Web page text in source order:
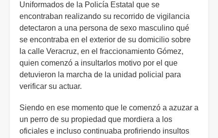
Uniformados de la Policía Estatal que se
encontraban realizando su recorrido de vigilancia
detectaron a una persona de sexo masculino qué
se encontraba en el exterior de su domicilio sobre
la calle Veracruz, en el fraccionamiento Gómez,
quien comenzó a insultarlos motivo por el que
detuvieron la marcha de la unidad policial para
verificar su actuar.
Siendo en ese momento que le comenzó a azuzar a
un perro de su propiedad que mordiera a los
oficiales e incluso continuaba profiriendo insultos